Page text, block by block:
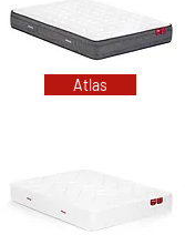
Atlas